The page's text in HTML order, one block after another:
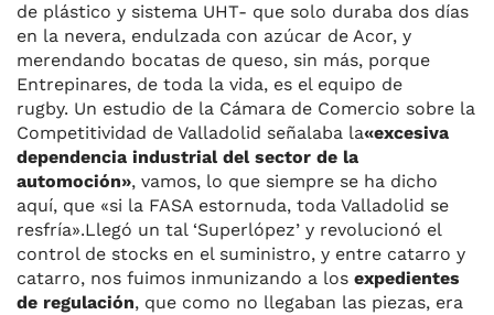
de plástico y sistema UHT- que solo duraba dos días
en la nevera, endulzada con azúcar de Acor, y
merendando bocatas de queso, sin más, porque
Entrepinares, de toda la vida, es el equipo de
rugby. Un estudio de la Cámara de Comercio sobre la
Competitividad de Valladolid señalaba la«excesiva
dependencia industrial del sector de la
automoción», vamos, lo que siempre se ha dicho
aquí, que «si la FASA estornuda, toda Valladolid se
resfría».Llegó un tal ‘Superlópez’ y revolucionó el
control de stocks en el suministro, y entre catarro y
catarro, nos fuimos inmunizando a los expedientes
de regulación, que como no llegaban las piezas, era